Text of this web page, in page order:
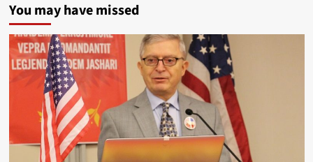
You may have missed